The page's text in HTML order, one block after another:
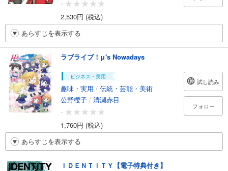
-
2,530円 (税込)
あらすじを表示する
ラブライブ！μ's Nowadays
ビジネス・実用
趣味・実用 / 伝統・芸能・美術
公野櫻子 / 清瀬赤目
-
1,760円 (税込)
試し読み
フォロー
あらすじを表示する
ＩＤＥＮＴＩＴＹ【電子特典付き】